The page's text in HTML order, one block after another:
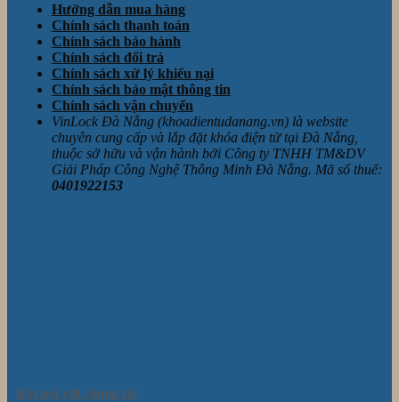
Hướng dẫn mua hàng
Chính sách thanh toán
Chính sách bảo hành
Chính sách đổi trả
Chính sách xử lý khiếu nại
Chính sách bảo mật thông tin
Chính sách vận chuyển
VinLock Đà Nẵng (khoadientudanang.vn) là website
chuyên cung cấp và lắp đặt khóa điện tử tại Đà Nẵng,
thuộc sở hữu và vận hành bởi Công ty TNHH TM&DV
Giải Pháp Công Nghệ Thông Minh Đà Nẵng. Mã số thuế:
0401922153
Kết nối với chúng tôi